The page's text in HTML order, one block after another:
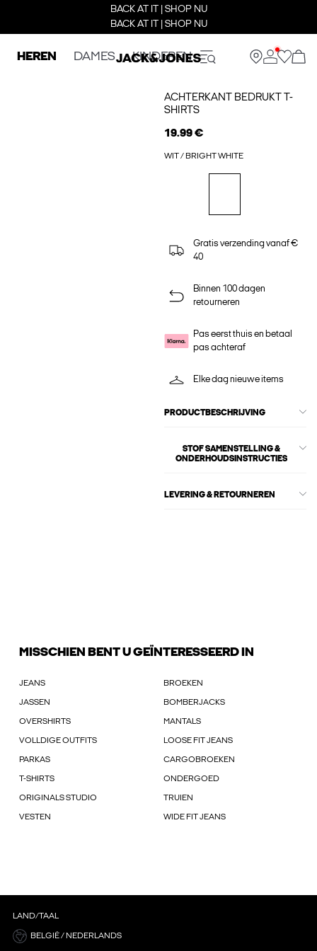
BACK AT IT | SHOP NU
BACK AT IT | SHOP NU
HEREN DAMES KINDEREN
ACHTERKANT BEDRUKT T-
SHIRTS
19.99 €
WIT / BRIGHT WHITE
Gratis verzending vanaf €
40
Binnen 100 dagen
retourneren
Pas eerst thuis en betaal
pas achteraf
Elke dag nieuwe items
PRODUCTBESCHRIJVING
STOF SAMENSTELLING &
ONDERHOUDSINSTRUCTIES
LEVERING & RETOURNEREN
MISSCHIEN BENT U GEÏNTERESSEERD IN
JEANS BROEKEN
JASSEN BOMBERJACKS
OVERSHIRTS MANTALS
VOLLDIGE OUTFITS LOOSE FIT JEANS
PARKAS CARGOBROEKEN
T-SHIRTS ONDERGOED
ORIGINALS STUDIO TRUIEN
VESTEN WIDE FIT JEANS
LAND/TAAL
BELGIË / NEDERLANDS